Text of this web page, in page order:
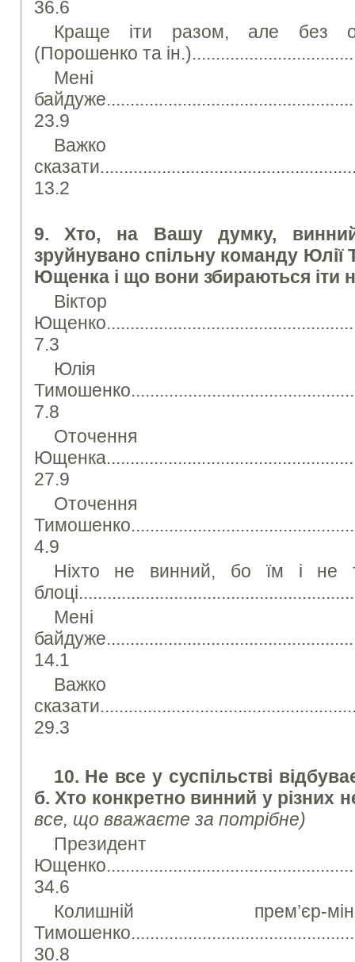
36.6
Краще іти разом, але без
(Порошенко та
23.9
Важко
13.2
9. Хто, на Вашу думку,
зруйнувано спільну команду Юлії
Ющенка і що вони збираються іти
Віктор
7.3
Юлія
7.8
Оточення
27.9
4.9
Ніхто не винний, бо їм і не
14.1
Важко
29.3
10. Не все у суспільстві
б. Хто конкретно винний у різних
все, що вважаєте за потрібне)
Президент
34.6
Колишній прем’єр-
30.8